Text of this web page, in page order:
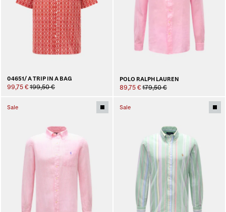
04651/ A TRIP IN A BAG
99,75 € 199,50 €
POLO RALPH LAUREN
89,75 € 179,50 €
Sale Sale